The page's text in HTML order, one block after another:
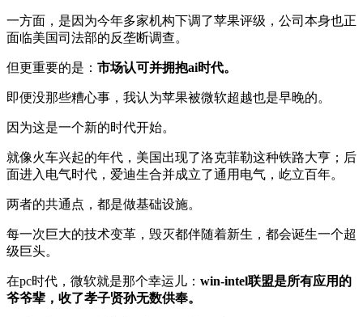
一方面，是因为今年多家机构下调了苹果评级，公司本身也正
面临美国司法部的反垄断调查。
但更重要的是： 市场认可并拥抱ai时代。
即便没那些糟心事，我认为苹果被微软超越也是早晚的。
因为这是一个新的时代开始。
就像火车兴起的年代，美国出现了洛克菲勒这种铁路大亨；后
面进入电气时代，爱迪生合并成立了通用电气，屹立百年。
两者的共通点，都是做基础设施。
每一次巨大的技术变革，毁灭都伴随着新生，都会诞生一个超
级巨头。
在pc时代，微软就是那个幸运儿： win-intel联盟是所有应用的
爷爷辈，收了孝子贤孙无数供奉。